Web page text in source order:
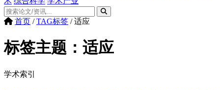
首页 / TAG标签 / 适应
标签主题： 适应
学术索引